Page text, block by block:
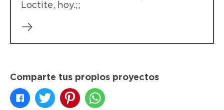
Loctite, hoy.;;
Comparte tus propios proyectos